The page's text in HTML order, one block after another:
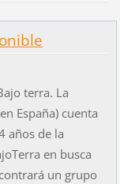
terra. La
España) cuenta
años de la
en busca
un grupo